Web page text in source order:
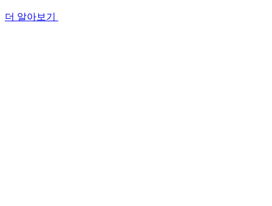
더 알아보기